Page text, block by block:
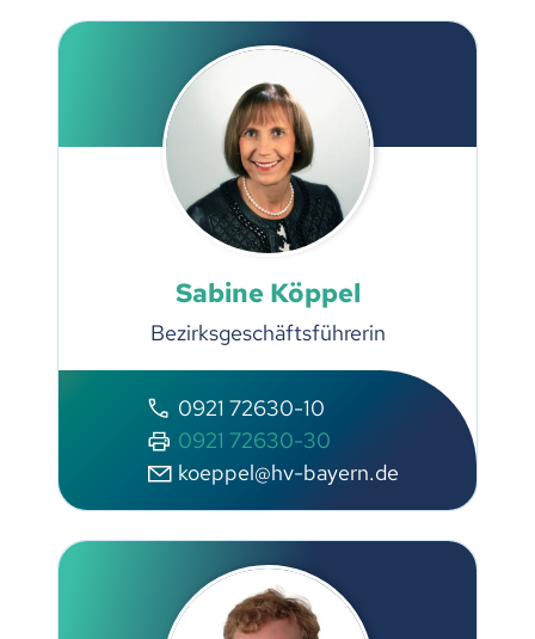
Sabine Köppel
Bezirksgeschäftsführerin
0921 72630-10
0921 72630-30
koeppel@hv-bayern.de